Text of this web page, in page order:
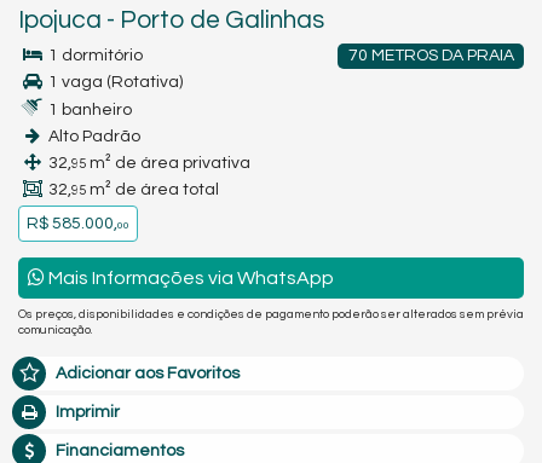
Ipojuca - Porto de Galinhas
70 METROS DA PRAIA
1 dormitório
1 vaga (Rotativa)
1 banheiro
Alto Padrão
32,95 m² de área privativa
32,95 m² de área total
R$ 585.000,00
Mais Informações via WhatsApp
Os preços, disponibilidades e condições de pagamento poderão ser alterados sem prévia
comunicação.
Adicionar aos Favoritos
Imprimir
Financiamentos